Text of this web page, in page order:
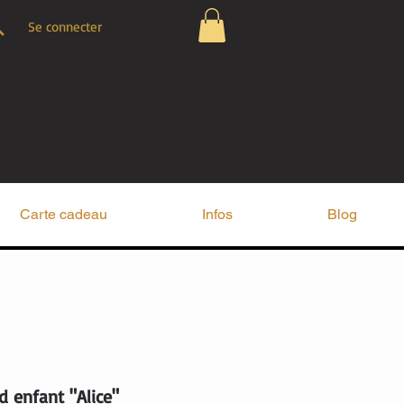
enfant "Alice"
Carte cadeau Infos Blog
Se connecter